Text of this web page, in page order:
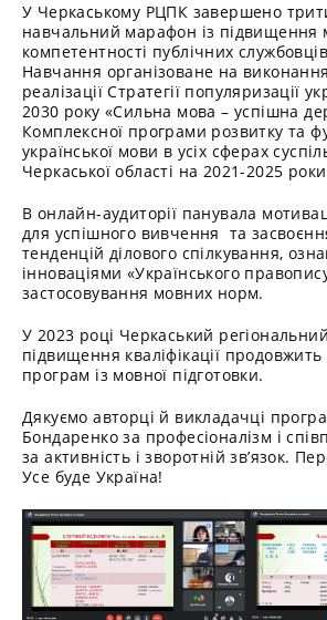
У Черкаському РЦПК завершено
навчальний марафон із підвищення
компетентності публічних
Навчання організоване на
реалізації Стратегії популяризації
2030 року «Сильна мова – успішна
Комплексної програми розвитку та
української мови в усіх сферах
Черкаської області на 2021-2025
В онлайн-аудиторії панувала
для успішного вивчення та
тенденцій ділового спілкування,
інноваціями «Українського
застосовування мовних норм.
У 2023 році Черкаський
підвищення кваліфікації продовжить
програм із мовної підготовки.
Дякуємо авторці й викладачці
Бондаренко за професіоналізм і
за активність і зворотній зв’язок.
Усе буде Україна!